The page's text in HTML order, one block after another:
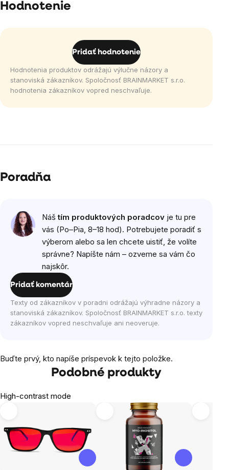
Hodnotenie
Pridať hodnotenie
Hodnotenia produktov odrážajú výlučne názory a
stanoviská zákazníkov. Spoločnosť BRAINMARKET s.r.o.
hodnotenia zákazníkov vopred neschvaľuje.
Poradňa
Náštím produktových poradcov je tu pre
vás (Po–Pia, 8–18 hod). Potrebujete poradiť s
výberom alebo sa len chcete uistiť, že volíte
správne? Napíšte nám – ozveme sa vám čo
najskôr.
Pridať komentár
Texty od zákazníkov v poradni odrážajú výhradne názory a
stanoviská zákazníkov. Spoločnosť BRAINMARKET s.r.o. texty
zákazníkov vopred neschvaľuje ani neoveruje.
Buďte prvý, kto napíše príspevok k tejto položke.
Podobné produkty
High-contrast mode